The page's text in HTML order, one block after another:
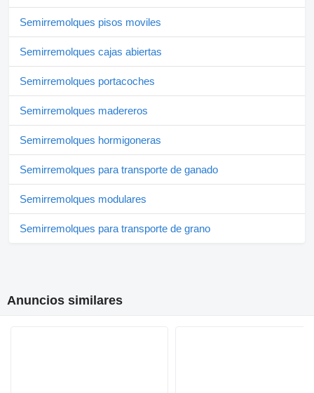
Semirremolques pisos moviles
Semirremolques cajas abiertas
Semirremolques portacoches
Semirremolques madereros
Semirremolques hormigoneras
Semirremolques para transporte de ganado
Semirremolques modulares
Semirremolques para transporte de grano
Anuncios similares